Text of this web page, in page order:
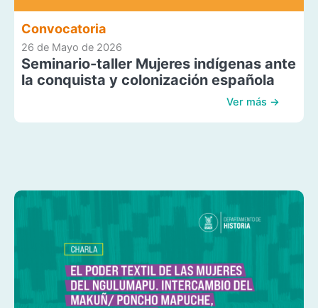
Convocatoria
26 de Mayo de 2026
Seminario-taller Mujeres indígenas ante
la conquista y colonización española
Ver más →